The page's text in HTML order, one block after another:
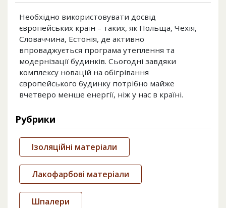
Необхідно використовувати досвід
європейських країн – таких, як Польща, Чехія,
Словаччина, Естонія, де активно
впроваджується програма утеплення та
модернізації будинків. Сьогодні завдяки
комплексу новацій на обігрівання
європейського будинку потрібно майже
вчетверо менше енергії, ніж у нас в країні.
Рубрики
Ізоляційні матеріали
Лакофарбові матеріали
Шпалери